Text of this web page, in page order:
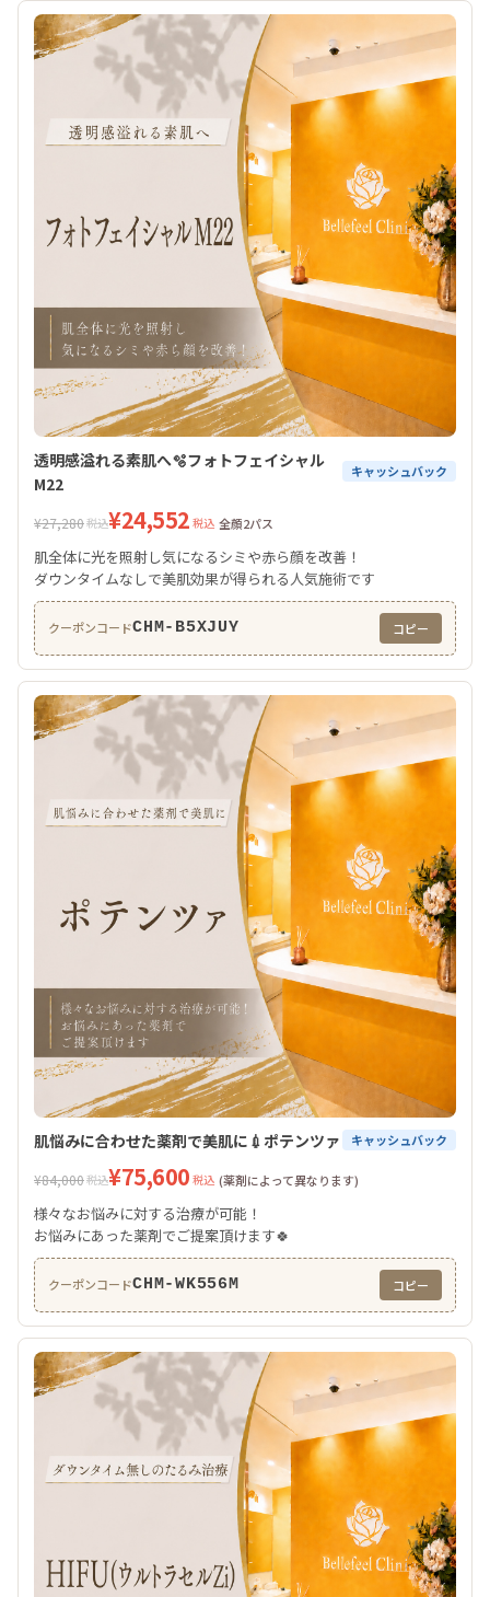
透明感溢れる素肌へ🫧フォトフェイシャル
M22
キャッシュバック
¥27,280税込¥24,552 税込 全顔2パス
肌全体に光を照射し気になるシミや赤ら顔を改善！
ダウンタイムなしで美肌効果が得られる人気施術です
クーポンコードCHM-B5XJUY コピー
肌悩みに合わせた薬剤で美肌に💉ポテンツァ キャッシュバック
¥84,000税込¥75,600 税込 (薬剤によって異なります)
様々なお悩みに対する治療が可能！
お悩みにあった薬剤でご提案頂けます🍀
クーポンコードCHM-WK556M コピー